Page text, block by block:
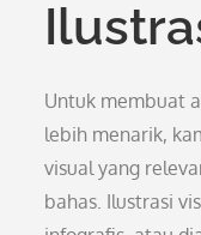
Untuk membuat
lebih menarik,
visual yang
bahas. Ilustrasi